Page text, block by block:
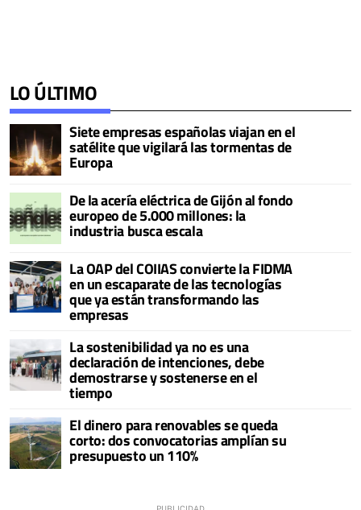
LO ÚLTIMO
Siete empresas españolas viajan en el
satélite que vigilará las tormentas de
Europa
De la acería eléctrica de Gijón al fondo
europeo de 5.000 millones: la
industria busca escala
La OAP del COIIAS convierte la FIDMA
en un escaparate de las tecnologías
que ya están transformando las
empresas
La sostenibilidad ya no es una
declaración de intenciones, debe
demostrarse y sostenerse en el
tiempo
El dinero para renovables se queda
corto: dos convocatorias amplían su
presupuesto un 110%